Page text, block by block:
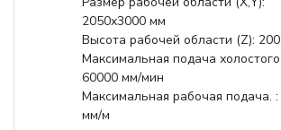
2050x3000 мм
Высота рабочей области (Z):
Максимальная подача
60000 мм/мин
Максимальная рабочая подача.
мм/м